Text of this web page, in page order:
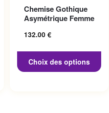
Chemise Gothique
Asymétrique Femme
132.00 €
Choix des options
variations. Les options
peuvent être choisies sur la
page du produit